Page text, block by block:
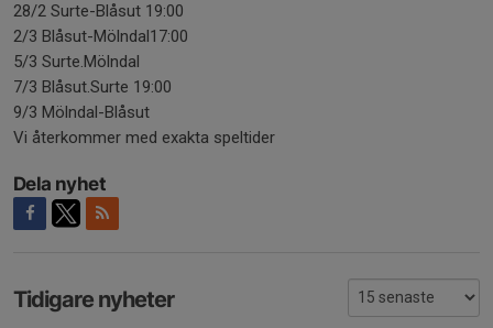
28/2 Surte-Blåsut 19:00
2/3 Blåsut-Mölndal17:00
5/3 Surte.Mölndal
7/3 Blåsut.Surte 19:00
9/3 Mölndal-Blåsut
Vi återkommer med exakta speltider
Dela nyhet
Tidigare nyheter